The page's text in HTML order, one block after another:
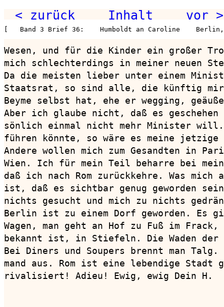
< zurück Inhalt vor >
[   Band 3 Brief 36:    Humboldt an Caroline
Wesen, und für die Kinder ein großer
mich schlechterdings in meiner neuen
Da die meisten lieber unter einem
Staatsrat, so sind alle, die künftig mir
Beyme selbst hat, ehe er wegging,
Aber ich glaube nicht, daß es
sönlich einmal nicht mehr Minister will.
führen könnte, so wäre es meine jetzige
Andere wollen mich zum Gesandten in
Wien. Ich für mein Teil beharre bei
daß ich nach Rom zurückkehre. Was
ist, daß es sichtbar genug geworden
nichts gesucht und mich zu nichts
Berlin ist zu einem Dorf geworden. Es
Wagen, man geht an Hof zu Fuß im Frack,
bekannt ist, in Stiefeln. Die Waden der
Bei Diners und Soupers brennt man Talg.
mand aus. Rom ist eine lebendige
rivalisiert! Adieu! Ewig, ewig Dein H.